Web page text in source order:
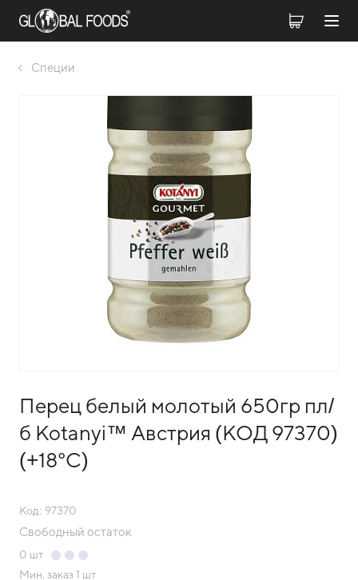
Специи
Перец белый молотый 650гр пл/
б Kotanyi™ Австрия (КОД 97370)
(+18°С)
Код: 97370
Свободный остаток
0 шт
Мин. заказ 1 шт